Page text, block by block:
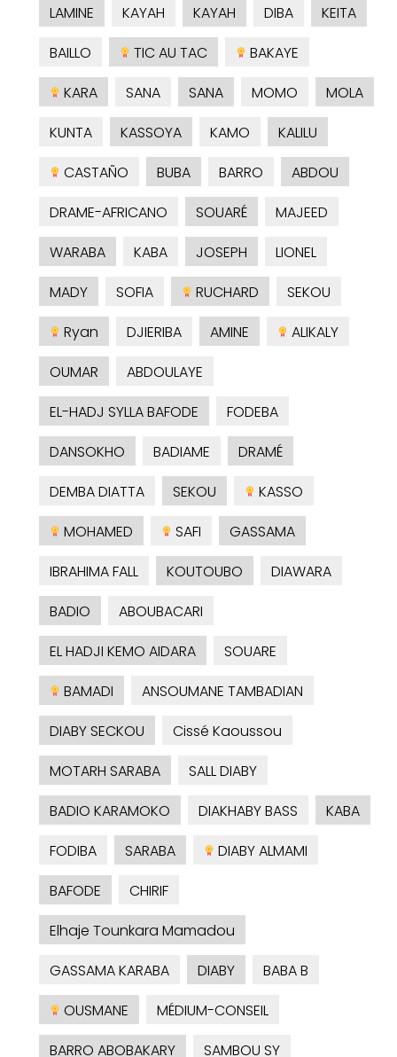
LAMINE
KAYAH KAYAH DIBA
KEITA
BAILLO
TIC AU TAC
BAKAYE
KARA
SANA SANA MOMO
MOLA
KUNTA
KASSOYA KAMO
KALILU
CASTAÑO
BUBA BARRO
ABDOU
DRAME-AFRICANO
SOUARÉ
MAJEED
WARABA
KABA JOSEPH
LIONEL
MADY
SOFIA RUCHARD
SEKOU
Ryan
DJIERIBA AMINE
ALIKALY
OUMAR
ABDOULAYE
EL-HADJ SYLLA BAFODE
FODEBA
DANSOKHO
BADIAME
DRAMÉ
DEMBA DIATTA
SEKOU
KASSO
MOHAMED
SAFI
GASSAMA
IBRAHIMA FALL
KOUTOUBO
DIAWARA
BADIO
ABOUBACARI
EL HADJI KEMO AIDARA
SOUARE
BAMADI
ANSOUMANE TAMBADIAN
DIABY SECKOU
Cissé Kaoussou
MOTARH SARABA
SALL DIABY
BADIO KARAMOKO
DIAKHABY BASS
KABA
FODIBA
SARABA
DIABY ALMAMI
BAFODE
CHIRIF
Elhaje Tounkara Mamadou
GASSAMA KARABA
DIABY
BABA B
OUSMANE
MÉDIUM-CONSEIL
BARRO ABOBAKARY
SAMBOU SY